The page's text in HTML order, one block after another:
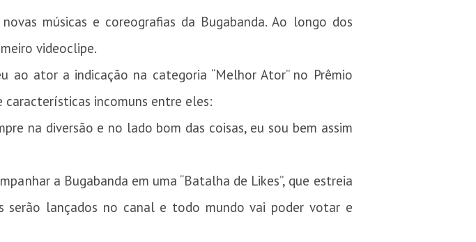
músicas e coreografias da Bugabanda. Ao longo dos
videoclipe.
ao ator a indicação na categoria “Melhor Ator” no Prêmio
características incomuns entre eles:
na diversão e no lado bom das coisas, eu sou bem assim
a Bugabanda em uma “Batalha de Likes”, que estreia
serão lançados no canal e todo mundo vai poder votar e